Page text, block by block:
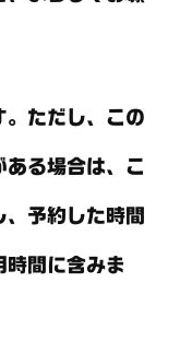
。ただし、この
る場合は、こ
予約した時間
時間に含みま